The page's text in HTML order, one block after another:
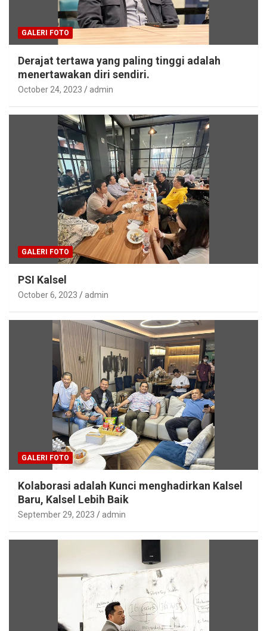
GALERI FOTO
Derajat tertawa yang paling tinggi adalah
menertawakan diri sendiri.
October 24, 2023 admin
GALERI FOTO
PSI Kalsel
October 6, 2023 admin
GALERI FOTO
Kolaborasi adalah Kunci menghadirkan Kalsel
Baru, Kalsel Lebih Baik
September 29, 2023 admin